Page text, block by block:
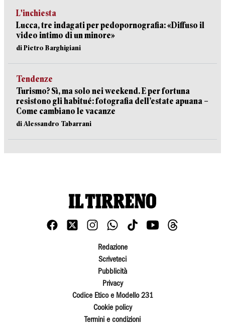
L'inchiesta
Lucca, tre indagati per pedopornografia: «Diffuso il
video intimo di un minore»
di Pietro Barghigiani
Tendenze
Turismo? Sì, ma solo nei weekend. E per fortuna
resistono gli habitué: fotografia dell’estate apuana –
Come cambiano le vacanze
di Alessandro Tabarrani
Redazione
Scriveteci
Pubblicità
Privacy
Codice Etico e Modello 231
Cookie policy
Termini e condizioni